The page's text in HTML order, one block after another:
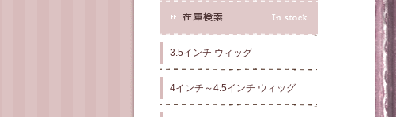
3.5インチ ウィッグ
4インチ～4.5インチ ウィッグ